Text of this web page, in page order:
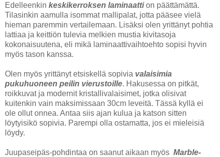
Edelleenkin keskikerroksen laminaattion päättämättä.
Tilasinkin aamulla isommat mallipalat, jotta pääsee vielä
hieman paremmin vertailemaan. Lisäksi olen yrittänyt pohtia
lattiaa ja keittiön tulevia melkien mustia kivitasoja
kokonaisuutena, eli mikä laminaattivaihtoehto sopisi hyvin
myös tason kanssa.
Olen myös yrittänyt etsiskellä sopivia valaisimia
pukuhuoneen peilin vierustoille. Hakusessa on pitkät,
roikkuvat ja modernit kristallivalaisimet, jotka olisivat
kuitenkin vain maksimissaan 30cm leveitä. Tässä kyllä ei
ole ollut onnea. Antaa siis ajan kulua ja katson sitten
löytyisikö sopivia. Parempi olla ostamatta, jos ei mieleisiä
löydy.
Juupaseipäs-pohdintaa on saanut aikaan myös Marble-